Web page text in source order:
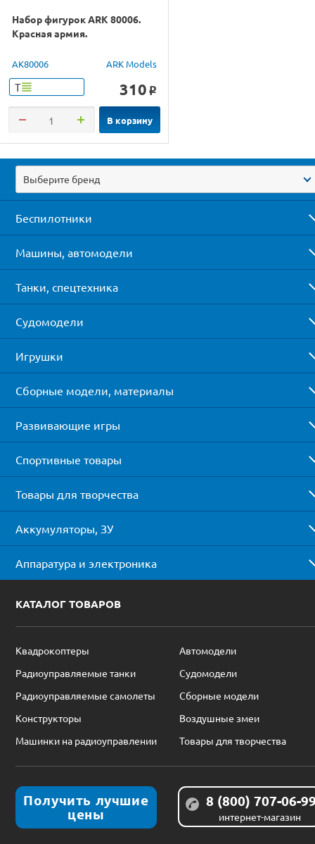
Набор фигурок ARK 80006.
Красная армия.
AK80006 ARK Models
Т 310 o
В корзину
Выберите бренд
Беспилотники
Машины, автомодели
Танки, спецтехника
Судомодели
Игрушки
Сборные модели, материалы
Развивающие игры
Спортивные товары
Товары для творчества
Аккумуляторы, ЗУ
Аппаратура и электроника
КАТАЛОГ ТОВАРОВ
Квадрокоптеры
Автомодели
Радиоуправляемые танки
Судомодели
Радиоуправляемые самолеты
Сборные модели
Конструкторы
Воздушные змеи
Машинки на радиоуправлении
Товары для творчества
Получить лучшие
цены
8 (800) 707-06-
интернет-магазин